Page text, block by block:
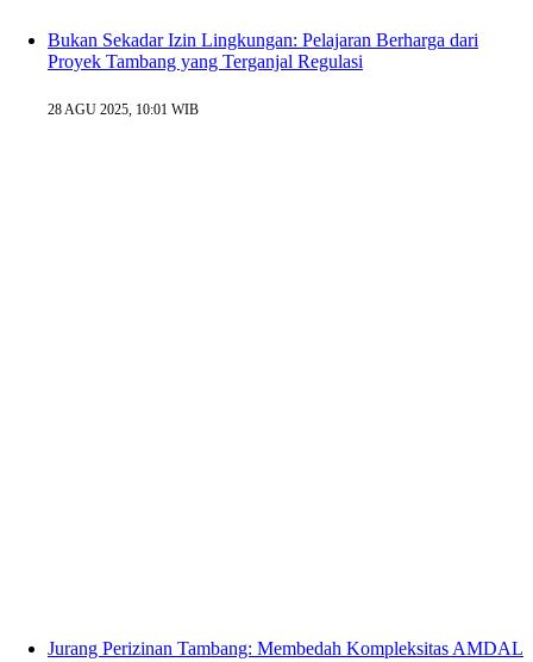
Bukan Sekadar Izin Lingkungan: Pelajaran Berharga dari
Proyek Tambang yang Terganjal Regulasi
28 AGU 2025, 10:01 WIB
Jurang Perizinan Tambang: Membedah Kompleksitas AMDAL